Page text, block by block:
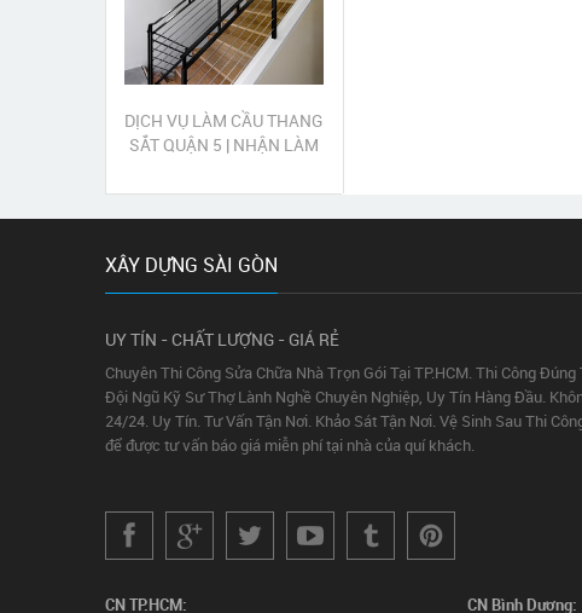
DỊCH VỤ LÀM CẦU THANG
SẮT QUẬN 5 | NHẬN LÀM
THUẬT QUẬN 5
XÂY DỰNG SÀI GÒN
UY TÍN - CHẤT LƯỢNG - GIÁ RẺ
Chuyên Thi Công Sửa Chữa Nhà Trọn Gói Tại TP.HCM. Thi Công
Đội Ngũ Kỹ Sư Thợ Lành Nghề Chuyên Nghiệp, Uy Tín Hàng Đầu.
24/24. Uy Tín. Tư Vấn Tận Nơi. Khảo Sát Tận Nơi. Vệ Sinh Sau Thi
để được tư vấn báo giá miễn phí tại nhà của quí khách.
CN TP.HCM: CN Bình Dương: